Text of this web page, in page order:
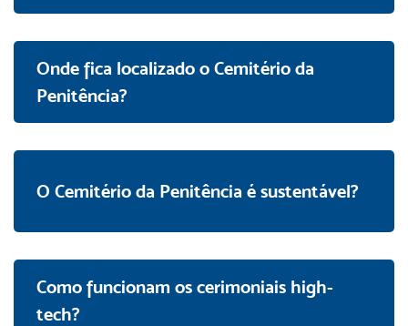
Onde fica localizado o Cemitério da
Penitência?
O Cemitério da Penitência é sustentável?
Como funcionam os cerimoniais high-
tech?